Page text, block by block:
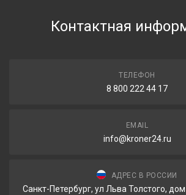
Контактная
ТЕЛЕФОН
8 800 222 44 17
EMAIL
info@kroner24.ru
АДРЕС В РОССИИ
Санкт-Петербург, ул Льва Толстого,